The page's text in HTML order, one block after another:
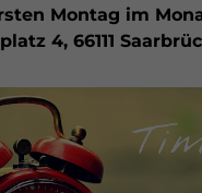
Montag im
4, 66111